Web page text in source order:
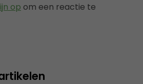
op om een reactie te